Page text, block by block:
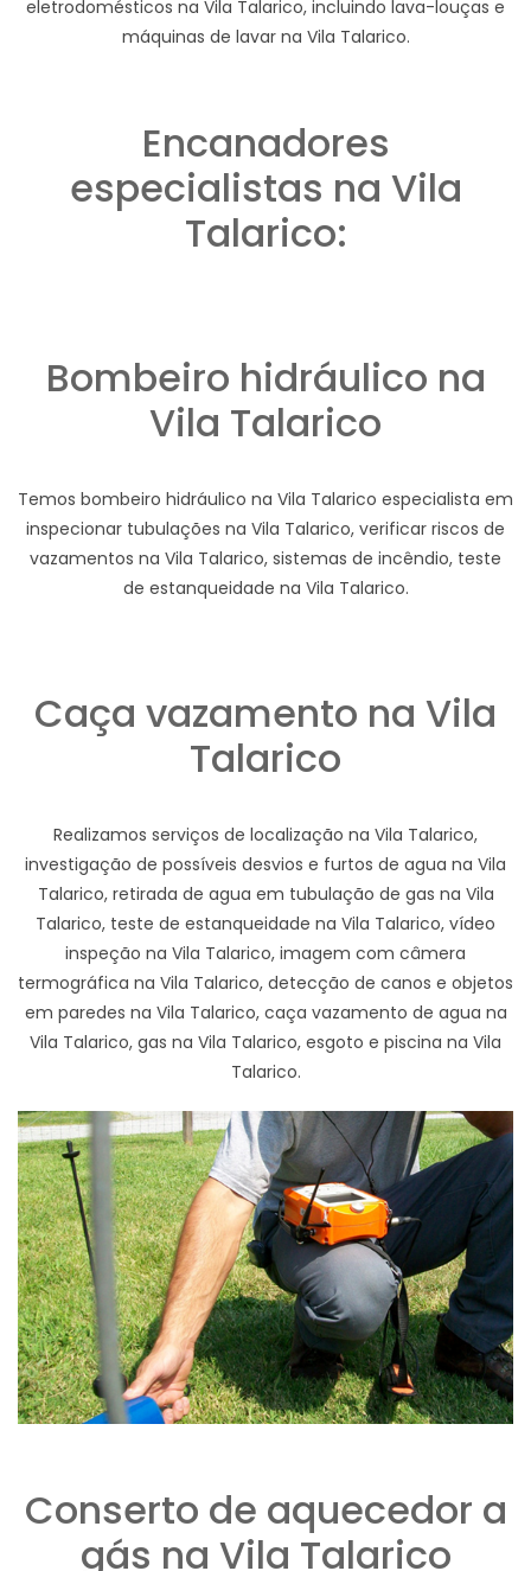
eletrodomésticos na Vila Talarico, incluindo lava-louças e
máquinas de lavar na Vila Talarico.
Encanadores
especialistas na Vila
Talarico:
Bombeiro hidráulico na
Vila Talarico
Temos bombeiro hidráulico na Vila Talarico especialista em
inspecionar tubulações na Vila Talarico, verificar riscos de
vazamentos na Vila Talarico, sistemas de incêndio, teste
de estanqueidade na Vila Talarico.
Caça vazamento na Vila
Talarico
Realizamos serviços de localização na Vila Talarico,
investigação de possíveis desvios e furtos de agua na Vila
Talarico, retirada de agua em tubulação de gas na Vila
Talarico, teste de estanqueidade na Vila Talarico, vídeo
inspeção na Vila Talarico, imagem com câmera
termográfica na Vila Talarico, detecção de canos e objetos
em paredes na Vila Talarico, caça vazamento de agua na
Vila Talarico, gas na Vila Talarico, esgoto e piscina na Vila
Talarico.
Conserto de aquecedor a
gás na Vila Talarico